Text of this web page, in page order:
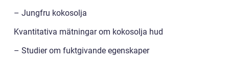
– Jungfru kokosolja
Kvantitativa mätningar om kokosolja hud
– Studier om fuktgivande egenskaper